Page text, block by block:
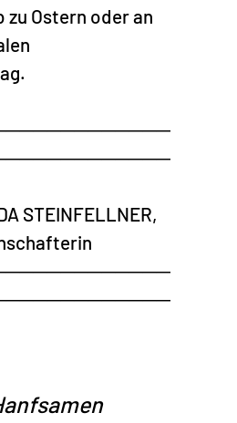
Ostern oder an
STEINFELLNER,